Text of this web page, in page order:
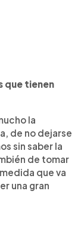
que tienen
la
de no dejarse
sin saber la
de tomar
que va
una gran